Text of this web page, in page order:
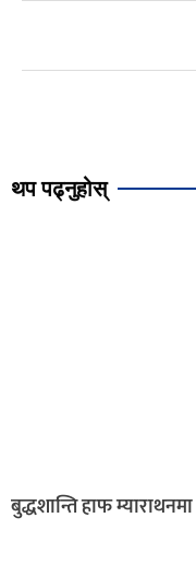
थप पढ्नुहोस्
बुद्धशान्ति हाफ